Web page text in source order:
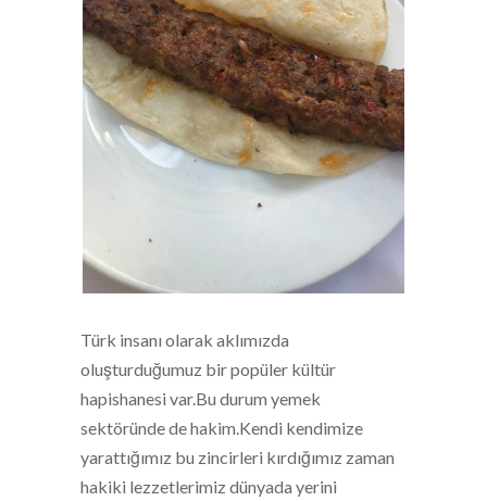
Türk insanı olarak aklımızda
oluşturduğumuz bir popüler kültür
hapishanesi var.Bu durum yemek
sektöründe de hakim.Kendi kendimize
yarattığımız bu zincirleri kırdığımız zaman
hakiki lezzetlerimiz dünyada yerini